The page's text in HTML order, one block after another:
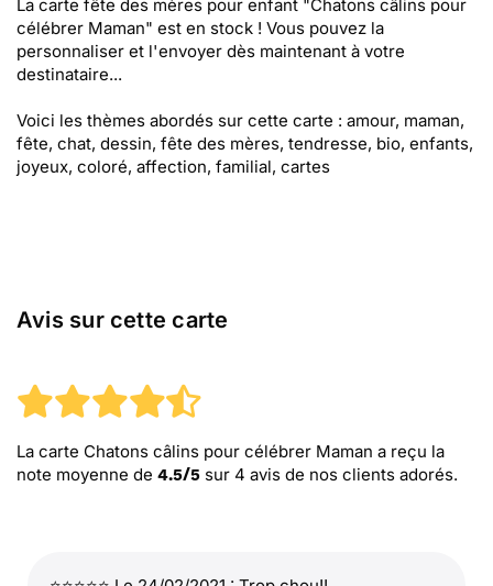
La carte fête des mères pour enfant "Chatons câlins pour
célébrer Maman" est en stock ! Vous pouvez la
personnaliser et l'envoyer dès maintenant à votre
destinataire...
Voici les thèmes abordés sur cette carte : amour, maman,
fête, chat, dessin, fête des mères, tendresse, bio, enfants,
joyeux, coloré, affection, familial, cartes
Avis sur cette carte
La carte Chatons câlins pour célébrer Maman a reçu la
note moyenne de 4.5/5 sur 4 avis de nos clients adorés.